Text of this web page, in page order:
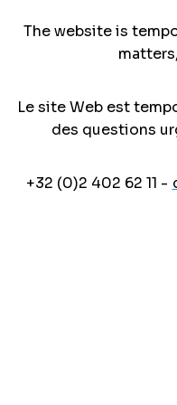
The website is
Le site Web est
des questions
+32 (0)2 402 62 11 -